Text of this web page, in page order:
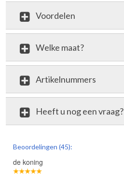
Voordelen
Welke maat?
Artikelnummers
Heeft u nog een vraag?
Beoordelingen (45):
de koning